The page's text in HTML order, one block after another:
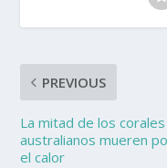
PREVIOUS
La mitad de los corales
australianos mueren
el calor